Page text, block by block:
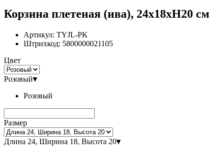
Корзина плетеная (ива), 24x18xH20 см
Артикул: TYJL-PK
Штрихкод: 5800000021105
Цвет
Розовый▾
Розовый
Размер
Длина 24, Ширина 18, Высота 20▾